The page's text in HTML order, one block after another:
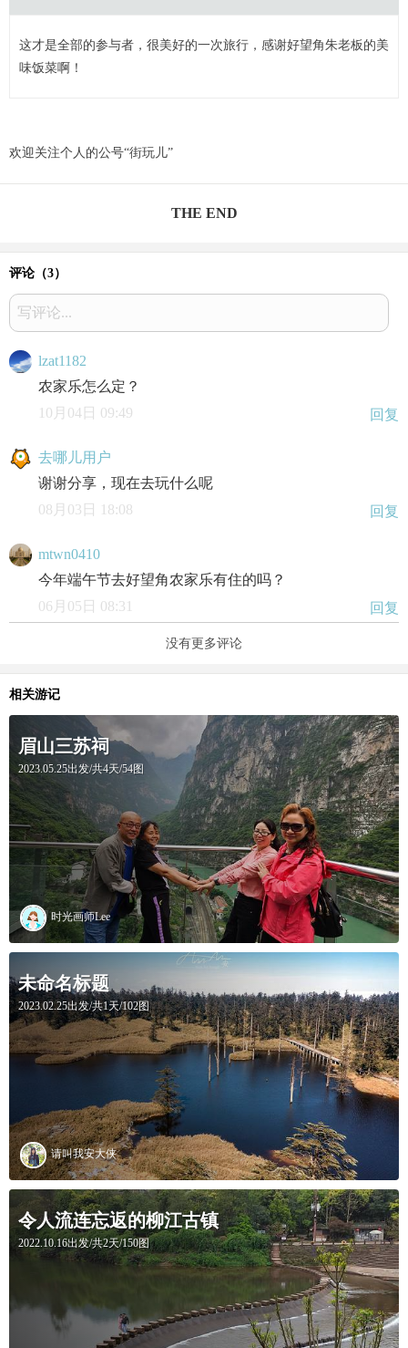
这才是全部的参与者，很美好的一次旅行，感谢好望角朱老板的美
味饭菜啊！
欢迎关注个人的公号“街玩儿”
THE END
评论（3）
写评论...
lzat1182
农家乐怎么定？
回复
10月04日 09:49
去哪儿用户
谢谢分享，现在去玩什么呢
回复
08月03日 18:08
mtwn0410
今年端午节去好望角农家乐有住的吗？
回复
06月05日 08:31
没有更多评论
相关游记
眉山三苏祠
2023.05.25出发/共4天/54图
时光画师Lee
未命名标题
2023.02.25出发/共1天/102图
请叫我安大侠
令人流连忘返的柳江古镇
2022.10.16出发/共2天/150图